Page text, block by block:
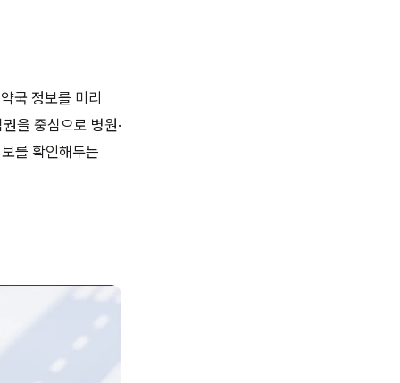
국 정보를 미리
을 중심으로 병원·
를 확인해두는